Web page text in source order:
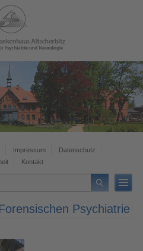
Impressum
Datenschutz
Kontakt
Psychiatrie